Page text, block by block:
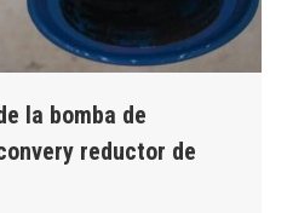
la bomba de
reductor de